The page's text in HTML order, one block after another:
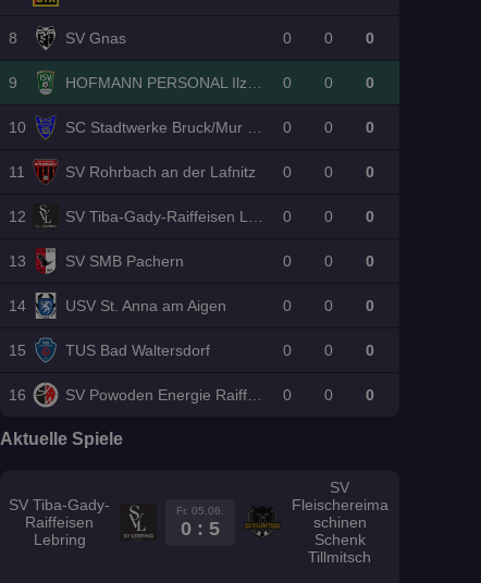
8 SV Gnas 0 0 0
9 0 0 0
10 0 0 0
11 SV Rohrbach an der Lafnitz 0 0 0
12 0 0 0
13 SV SMB Pachern 0 0 0
14 USV St. Anna am Aigen 0 0 0
15 TUS Bad Waltersdorf 0 0 0
16 0 0 0
Aktuelle Spiele
SV Tiba-Gady-
Raiffeisen
Lebring
Fr. 05.06.
0 : 5
SV
Fleischereima
schinen
Schenk
Tillmitsch